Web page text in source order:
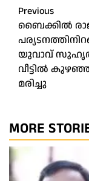
Post
Previous
ബൈക്കില്‍
യുവാവ്
വീട്ടില്‍
മരിച്ചു
MORE